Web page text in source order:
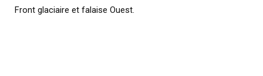
Front glaciaire et falaise Ouest.